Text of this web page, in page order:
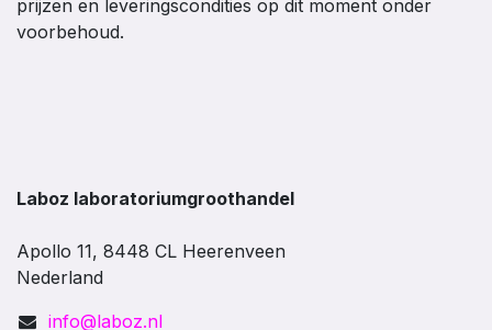
prijzen en leveringscondities op dit moment onder
voorbehoud.
Laboz laboratoriumgroothandel
Apollo 11, 8448 CL Heerenveen
Nederland
info@laboz.nl